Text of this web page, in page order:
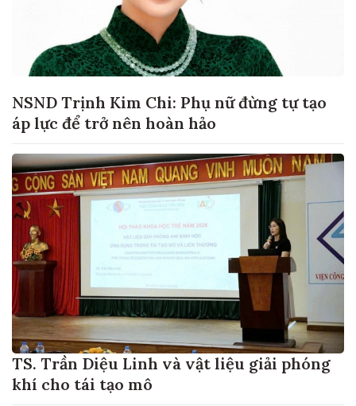
NSND Trịnh Kim Chi: Phụ nữ đừng tự tạo
áp lực để trở nên hoàn hảo
TS. Trần Diệu Linh và vật liệu giải phóng
khí cho tái tạo mô